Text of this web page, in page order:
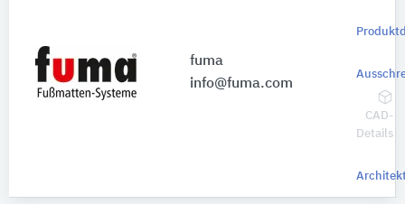
fuma
info@fuma.com
CAD-
Details